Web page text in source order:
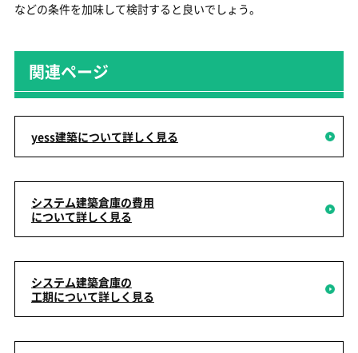
などの条件を加味して検討すると良いでしょう。
関連ページ
yess建築について詳しく見る
システム建築倉庫の費用
について詳しく見る
システム建築倉庫の
工期について詳しく見る